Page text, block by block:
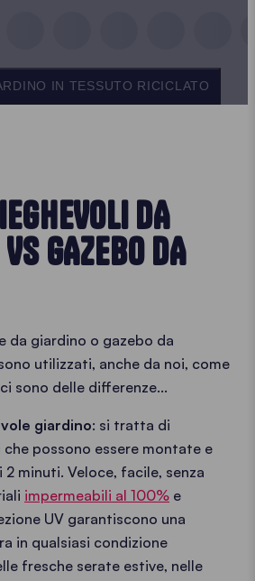
IN TESSUTO RICICLATO
DA
GAZEBO DA
da giardino o gazebo da
utilizzati, anche da noi, come
sono delle differenze...
giardino: si tratta di
possono essere montate e
minuti. Veloce, facile, senza
impermeabili al 100% e
UV garantiscono una
in qualsiasi condizione
fresche serate estive, nelle